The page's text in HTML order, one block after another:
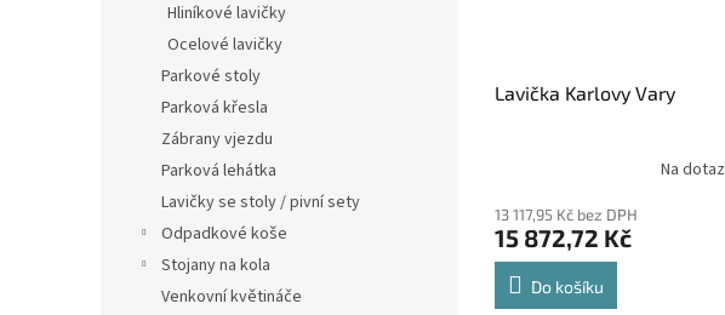
Hliníkové lavičky
Ocelové lavičky
Parkové stoly
Parková křesla
Zábrany vjezdu
Parková lehátka
Lavičky se stoly / pivní sety
Odpadkové koše
Stojany na kola
Venkovní květináče
Lavička Karlovy Vary
Na dotaz
13 117,95 Kč bez DPH
15 872,72 Kč
Do košíku